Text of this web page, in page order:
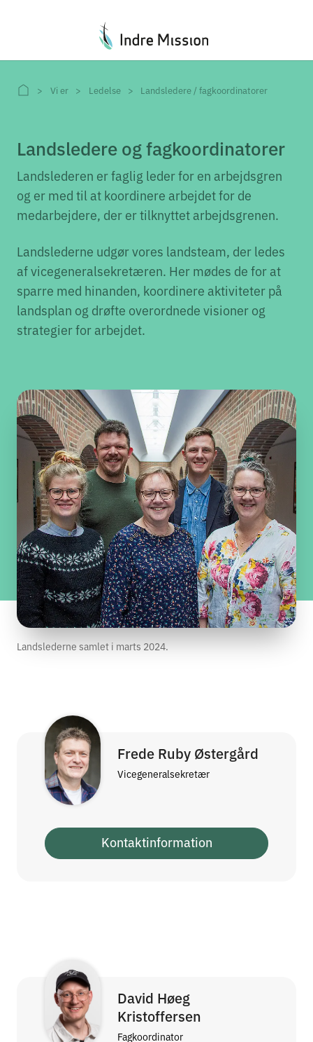
Vi er Ledelse Landsledere / fagkoordinatorer
Landsledere og fagkoordinatorer
Landslederen er faglig leder for en arbejdsgren
og er med til at koordinere arbejdet for de
medarbejdere, der er tilknyttet arbejdsgrenen.
Landslederne udgør vores landsteam, der ledes
af vicegeneralsekretæren. Her mødes de for at
sparre med hinanden, koordinere aktiviteter på
landsplan og drøfte overordnede visioner og
strategier for arbejdet.
Landslederne samlet i marts 2024.
Frede Ruby Østergård
Vicegeneralsekretær
Kontaktinformation
David Høeg
Kristoffersen
Fagkoordinator